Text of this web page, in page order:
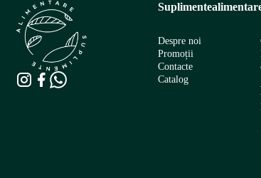
Despre noi
Promoții
Contacte
Catalog